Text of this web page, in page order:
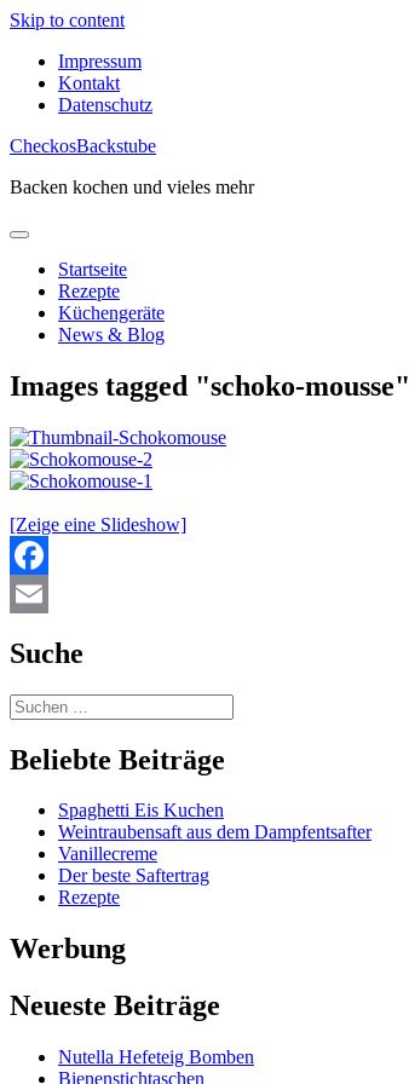
Skip to content
Impressum
Kontakt
Datenschutz
CheckosBackstube
Backen kochen und vieles mehr
Startseite
Rezepte
Küchengeräte
News & Blog
Images tagged "schoko-mousse"
[Zeige eine Slideshow]
Facebook
Suche
Beliebte Beiträge
Spaghetti Eis Kuchen
Weintraubensaft aus dem Dampfentsafter
Vanillecreme
Der beste Saftertrag
Rezepte
Werbung
Neueste Beiträge
Nutella Hefeteig Bomben
Bienenstichtaschen